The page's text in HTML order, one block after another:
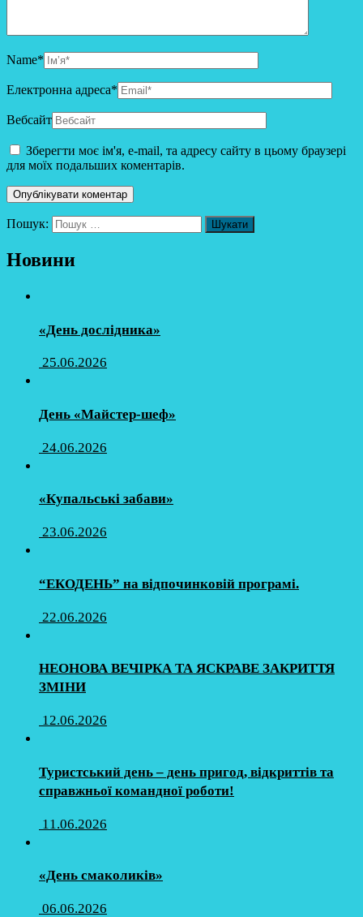
Name*
Електронна адреса*
Вебсайт
Зберегти моє ім'я, e-mail, та адресу сайту в цьому браузері
для моїх подальших коментарів.
Пошук:
Новини
«День дослідника»
25.06.2026
День «Майстер-шеф»
24.06.2026
«Купальські забави»
23.06.2026
“ЕКОДЕНЬ” на відпочинковій програмі.
22.06.2026
НЕОНОВА ВЕЧІРКА ТА ЯСКРАВЕ ЗАКРИТТЯ
ЗМІНИ
12.06.2026
Туристський день – день пригод, відкриттів та
справжньої командної роботи!
11.06.2026
«День смаколиків»
06.06.2026